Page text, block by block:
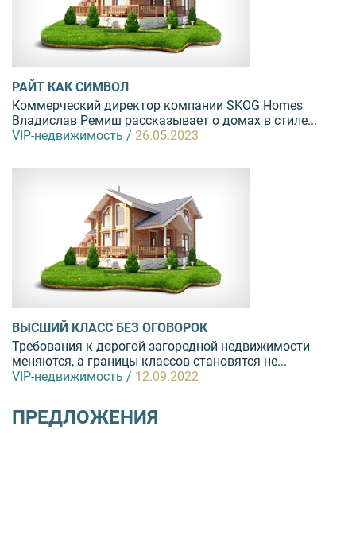
РАЙТ КАК СИМВОЛ
Коммерческий директор компании SKOG Homes
Владислав Ремиш рассказывает о домах в стиле...
VIP-недвижимость / 26.05.2023
ВЫСШИЙ КЛАСС БЕЗ ОГОВОРОК
Требования к дорогой загородной недвижимости
меняются, а границы классов становятся не...
VIP-недвижимость / 12.09.2022
ПРЕДЛОЖЕНИЯ